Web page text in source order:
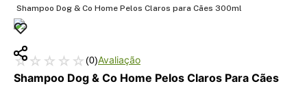
Shampoo Dog & Co Home Pelos Claros para Cães 300ml
☆☆ ☆ ☆ ☆(0)
Shampoo Dog & Co Home Pelos Claros Para Cães